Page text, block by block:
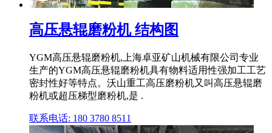
高压悬辊磨粉机 结构图
YGM高压悬辊磨粉机,上海卓亚矿山机械有限公司专业
生产的YGM高压悬辊磨粉机具有物料适用性强加工工艺
密封性好等特点。沃山重工高压磨粉机又叫高压悬辊磨
粉机或超压梯型磨粉机,是 .
联系电话: 180 3780 8511